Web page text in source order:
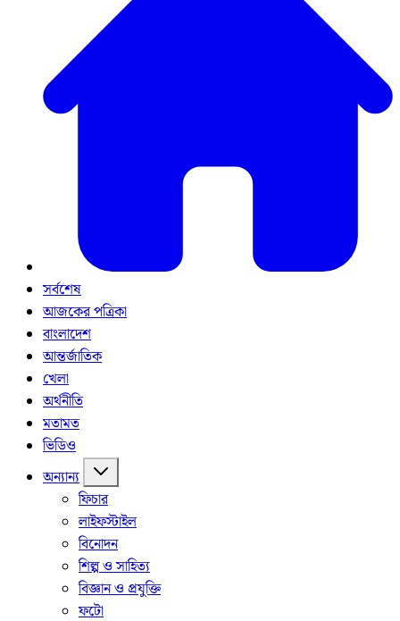
সর্বশেষ
আজকের পত্রিকা
বাংলাদেশ
আন্তর্জাতিক
খেলা
অর্থনীতি
মতামত
ভিডিও
অন্যান্য
ফিচার
লাইফস্টাইল
বিনোদন
শিল্প ও সাহিত্য
বিজ্ঞান ও প্রযুক্তি
ফটো